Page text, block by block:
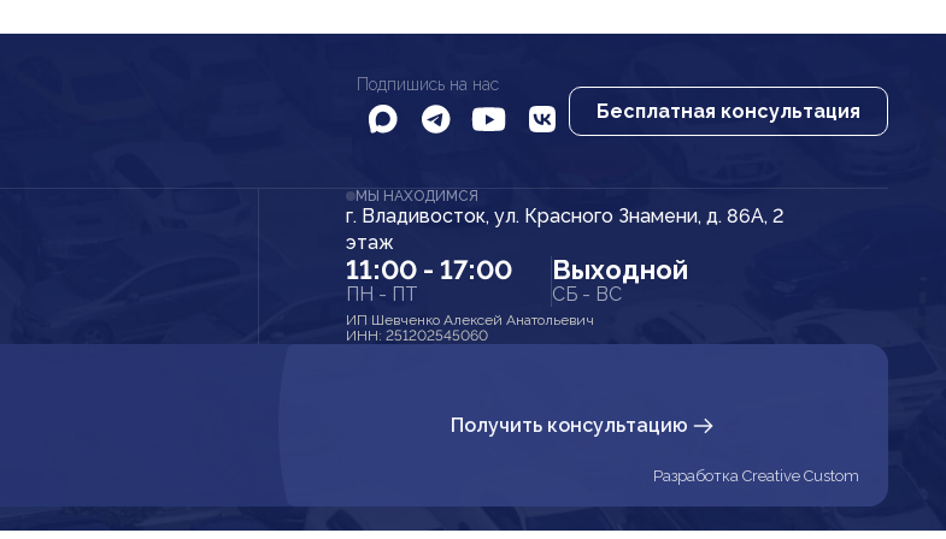
Подпишись на нас
Бесплатная консультация
МЫ НАХОДИМСЯ
г. Владивосток, ул. Красного Знамени, д. 86А, 2
этаж
11:00 - 17:00
ПН - ПТ
Выходной
СБ - ВС
ИП Шевченко Алексей Анатольевич
ИНН: 251202545060
Получить консультацию
Разработка Creative Custom